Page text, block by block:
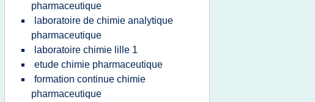
pharmaceutique
laboratoire de chimie analytique
pharmaceutique
laboratoire chimie lille 1
etude chimie pharmaceutique
formation continue chimie
pharmaceutique